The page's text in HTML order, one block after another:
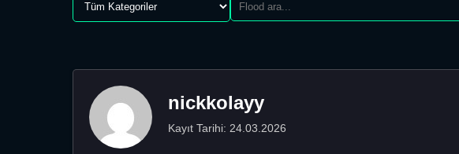
nickkolayy
Kayıt Tarihi: 24.03.2026